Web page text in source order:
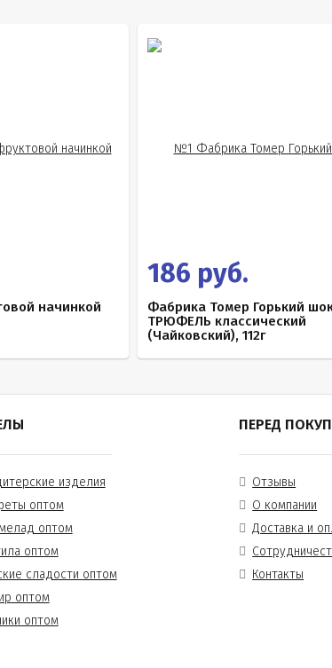
начинкой
186 руб.
Фабрика Томер Горький
ТРЮФЕЛЬ классический
(Чайковский), 112г
изделия
оптом
оптом
оптом
сладости оптом
оптом
оптом
ПЕРЕД
Отзывы
О компании
Доставка и
Контакты